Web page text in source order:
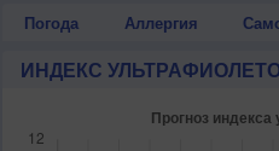
Погода Аллергия
ИНДЕКС